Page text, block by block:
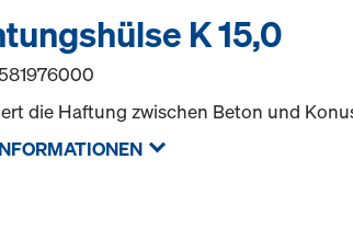
K 15,0
die Haftung zwischen Beton und